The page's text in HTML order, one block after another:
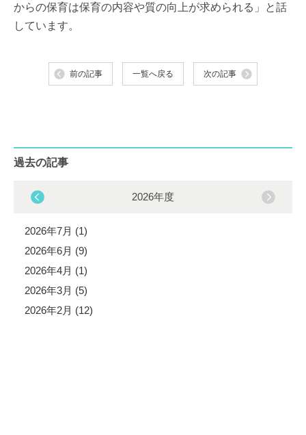
からの保育は保育の内容や質の向上が求められる」と話
しています。
前の記事 一覧へ戻る 次の記事
過去の記事
2026年度
2026年7月 (1)
2026年6月 (9)
2026年4月 (1)
2026年3月 (5)
2026年2月 (12)